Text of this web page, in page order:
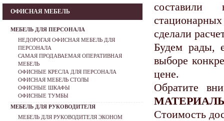
составили
сделали
Будем рады,
выборе
цене.
Обратите
Стоимость
ОФИСНАЯ МЕБЕЛЬ
МЕБЕЛЬ ДЛЯ ПЕРСОНАЛА
НЕДОРОГАЯ ОФИСНАЯ МЕБЕЛЬ ДЛЯ
ПЕРСОНАЛА
САМАЯ ПРОДАВАЕМАЯ ОПЕРАТИВНАЯ
МЕБЕЛЬ
ОФИСНЫЕ КРЕСЛА ДЛЯ ПЕРСОНАЛА
ОФИСНАЯ МЕБЕЛЬ СТОЛЫ
ОФИСНЫЕ ШКАФЫ
ОФИСНЫЕ ТУМБЫ
МЕБЕЛЬ ДЛЯ РУКОВОДИТЕЛЯ
МЕБЕЛЬ ДЛЯ РУКОВОДИТЕЛЯ ЭКОНОМ